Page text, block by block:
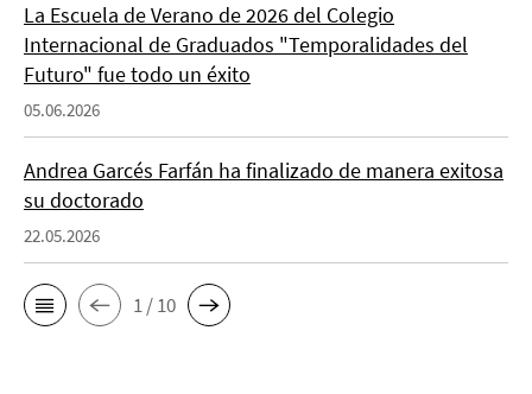
La Escuela de Verano de 2026 del Colegio
Internacional de Graduados "Temporalidades del
Futuro" fue todo un éxito
05.06.2026
Andrea Garcés Farfán ha finalizado de manera exitosa
su doctorado
22.05.2026
1 / 10